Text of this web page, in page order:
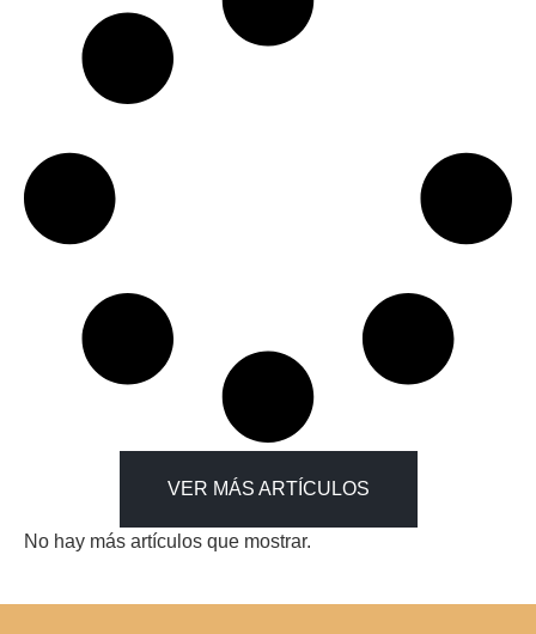
VER MÁS ARTÍCULOS
No hay más artículos que mostrar.